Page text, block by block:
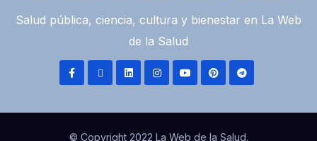
Salud pública, ciencia, cultura y bienestar en La Web
de la Salud
© Copyright 2022 La Web de la Salud.